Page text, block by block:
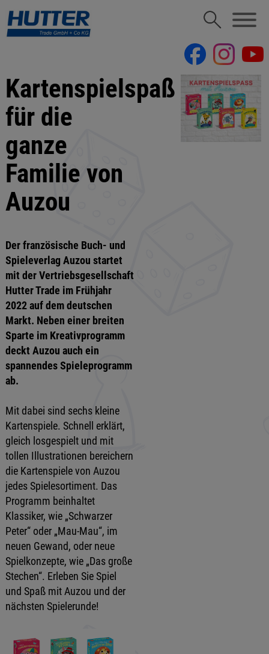
Kartenspielspaß
für die
ganze
Familie von
Auzou
Der französische Buch- und
Spieleverlag Auzou startet
mit der Vertriebsgesellschaft
Hutter Trade im Frühjahr
2022 auf dem deutschen
Markt. Neben einer breiten
Sparte im Kreativprogramm
deckt Auzou auch ein
spannendes Spieleprogramm
ab.
Mit dabei sind sechs kleine
Kartenspiele. Schnell erklärt,
gleich losgespielt und mit
tollen Illustrationen bereichern
die Kartenspiele von Auzou
jedes Spielesortiment. Das
Programm beinhaltet
Klassiker, wie „Schwarzer
Peter“ oder „Mau-Mau“, im
neuen Gewand, oder neue
Spielkonzepte, wie „Das große
Stechen“. Erleben Sie Spiel
und Spaß mit Auzou und der
nächsten Spielerunde!